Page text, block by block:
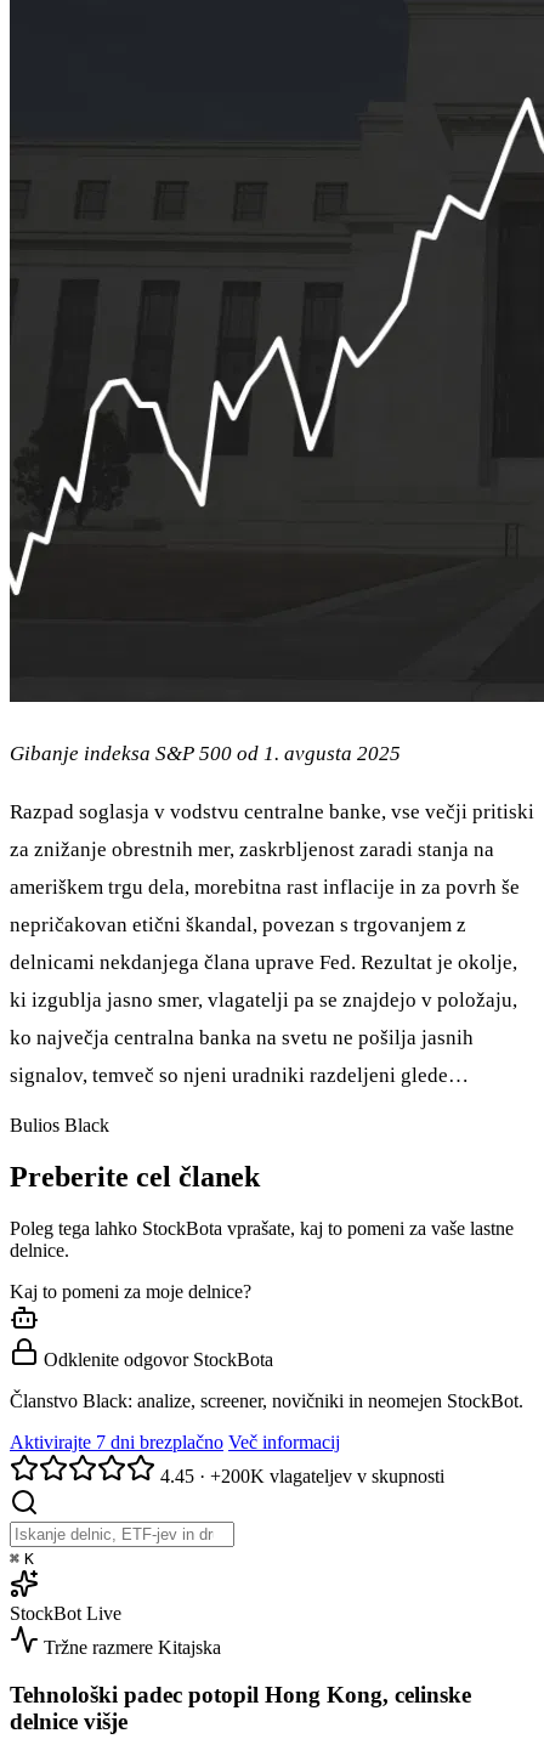
Gibanje indeksa S&P 500 od 1. avgusta 2025
Razpad soglasja v vodstvu centralne banke, vse večji pritiski
za znižanje obrestnih mer, zaskrbljenost zaradi stanja na
ameriškem trgu dela, morebitna rast inflacije in za povrh še
nepričakovan etični škandal, povezan s trgovanjem z
delnicami nekdanjega člana uprave Fed. Rezultat je okolje,
ki izgublja jasno smer, vlagatelji pa se znajdejo v položaju,
ko največja centralna banka na svetu ne pošilja jasnih
signalov, temveč so njeni uradniki razdeljeni glede…
Bulios Black
Preberite cel članek
Poleg tega lahko StockBota vprašate, kaj to pomeni za vaše lastne
delnice.
Kaj to pomeni za moje delnice?
Odklenite odgovor StockBota
Članstvo Black: analize, screener, novičniki in neomejen StockBot.
Aktivirajte 7 dni brezplačno Več informacij
4.45 · +200K vlagateljev v skupnosti
⌘ K
StockBot Live
Tržne razmere Kitajska
Tehnološki padec potopil Hong Kong, celinske
delnice višje